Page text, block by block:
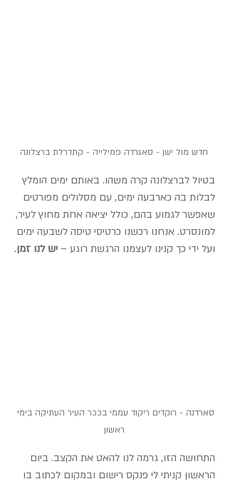
חדש מול ישן - סאגרדה פמילייה - קתדרלת ברצלונה
בטיול לברצלונה קרה משהו. באותם ימים הומלץ
לבלות בה כארבעה ימים, עם מסלולים מפורטים
שאפשר לגמוע בהם, כולל יציאה אחת מחוץ לעיר,
למונסרט. אנחנו רכשנו כרטיסי טיסה לשבעה ימים
ועל ידי כך קנינו לעצמנו הרגשת רוגע – יש לנו זמן.
סארדנה - רוקדים ריקוד עממי בככר העיר העתיקה בימי
ראשון
התחושה הזו, גרמה לנו להאט את הקצב. ביום
הראשון קניתי לי פנקס רישום ובמקום לכתוב בו